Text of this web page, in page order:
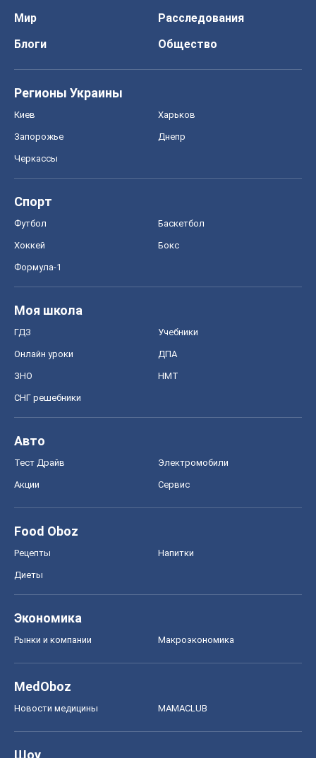
Мир
Расследования
Блоги
Общество
Регионы Украины
Киев Харьков
Запорожье Днепр
Черкассы
Спорт
Футбол Баскетбол
Хоккей Бокс
Формула-1
Моя школа
ГДЗ Учебники
Онлайн уроки ДПА
ЗНО НМТ
СНГ решебники
Авто
Тест Драйв Электромобили
Акции Сервис
Food Oboz
Рецепты Напитки
Диеты
Экономика
Рынки и компании Mакроэкономика
MedOboz
Новости медицины MAMACLUB
Шоу